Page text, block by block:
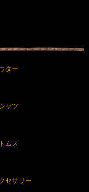
ター
ャツ
ムス
セサリー